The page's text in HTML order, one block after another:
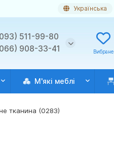
Українська
511-99-80
908-33-41
Вибране
М'які меблі
тканина (0283)